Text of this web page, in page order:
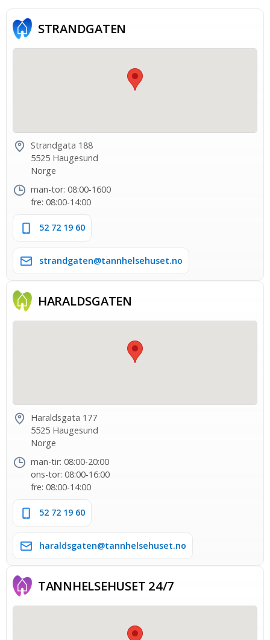
STRAND­GATEN
Strandgata 188
5525 Haugesund
Norge
man-tor: 08:00-1600
fre: 08:00-14:00
52 72 19 60
strandgaten@tannhelsehuset.no
HARALDS­GATEN
Haraldsgata 177
5525 Haugesund
Norge
man-tir: 08:00-20:00
ons-tor: 08:00-16:00
fre: 08:00-14:00
52 72 19 60
haraldsgaten@tannhelsehuset.no
TANNHELSE­HUSET 24/7